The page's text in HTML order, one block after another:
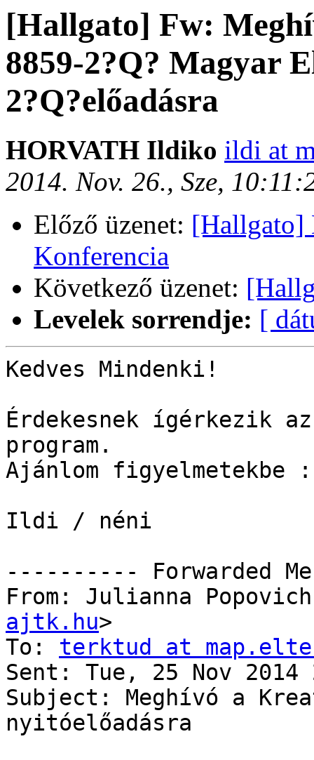
[Hallgato] Fw:
8859-2?Q? Magyar
2?Q?előadásra
HORVATH Ildiko ildi at
2014. Nov. 26., Sze,
Előző üzenet: [Hallgato]
Konferencia
Következő üzenet:
Levelek sorrendje: [
Kedves Mindenki!
Érdekesnek ígérkezik
program.
Ajánlom figyelmetekbe
Ildi / néni
---------- Forwarded
From: Julianna
ajtk.hu>
To: terktud at
Sent: Tue, 25 Nov
Subject: Meghívó a
nyitóelőadásra